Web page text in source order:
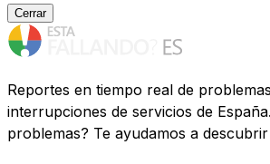
Cerrar
Reportes en tiempo real de
interrupciones de servicios de
problemas? Te ayudamos a